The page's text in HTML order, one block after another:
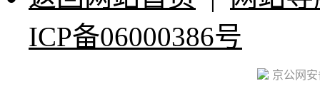
ICP备06000386号
京公网安